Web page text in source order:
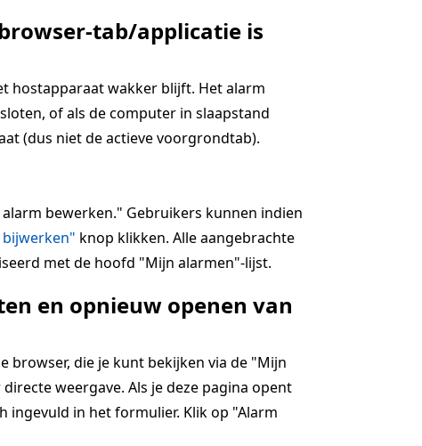
tab/applicatie is
hostapparaat wakker blijft. Het alarm
of als de computer in slaapstand
(dus niet de actieve voorgrondtab).
bewerken." Gebruikers kunnen indien
bijwerken" knop klikken. Alle aangebrachte
met de hoofd "Mijn alarmen"-lijst.
en opnieuw openen van
browser, die je kunt bekijken via de "Mijn
weergave. Als je deze pagina opent
ingevuld in het formulier. Klik op "Alarm